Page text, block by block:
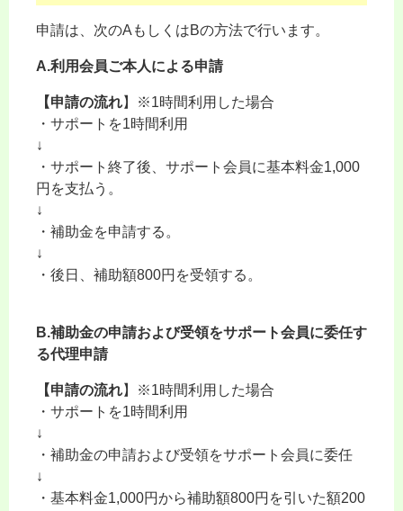
申請は、次のAもしくはBの方法で行います。
A.利用会員ご本人による申請
【申請の流れ】※1時間利用した場合
・サポートを1時間利用
↓
・サポート終了後、サポート会員に基本料金1,000
円を支払う。
↓
・補助金を申請する。
↓
・後日、補助額800円を受領する。
B.補助金の申請および受領をサポート会員に委任す
る代理申請
【申請の流れ】※1時間利用した場合
・サポートを1時間利用
↓
・補助金の申請および受領をサポート会員に委任
↓
・基本料金1,000円から補助額800円を引いた額200